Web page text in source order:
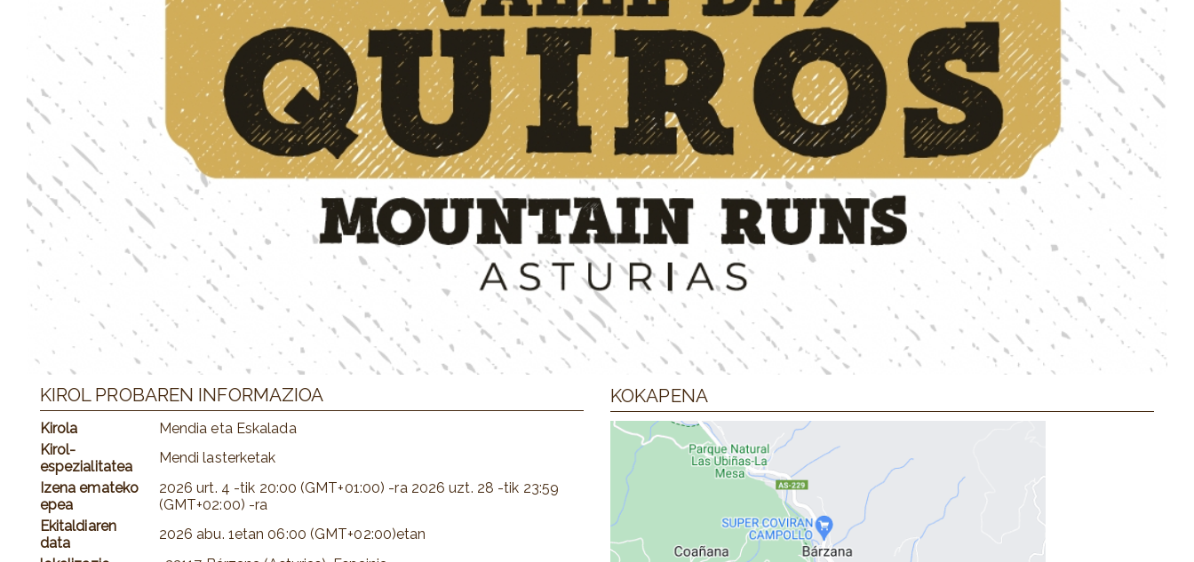
KIROL PROBAREN INFORMAZIOA
Kirola
Mendia eta Eskalada
Kirol-
espezialitatea
Mendi lasterketak
Izena emateko
epea
2026 urt. 4 -tik 20:00 (GMT+01:00) -ra 2026 uzt. 28 -tik 23:59
(GMT+02:00) -ra
Ekitaldiaren
data
2026 abu. 1etan06:00 (GMT+02:00)etan
KOKAPENA